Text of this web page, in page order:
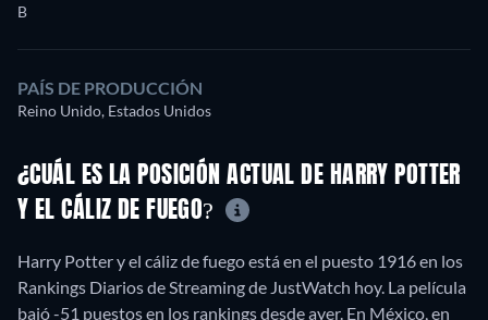
B
PAÍS DE PRODUCCIÓN
Reino Unido, Estados Unidos
¿CUÁL ES LA POSICIÓN ACTUAL DE HARRY POTTER
Y EL CÁLIZ DE FUEGO?
Harry Potter y el cáliz de fuego está en el puesto 1916 en los
Rankings Diarios de Streaming de JustWatch hoy. La película
bajó -51 puestos en los rankings desde ayer. En México, en